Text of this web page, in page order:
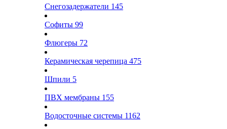
Снегозадержатели 145
Софиты 99
Флюгеры 72
Керамическая черепица 475
Шпили 5
ПВХ мембраны 155
Водосточные системы 1162